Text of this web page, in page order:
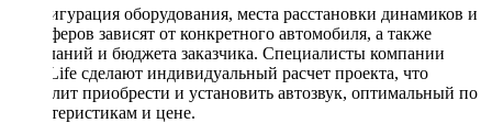
Конфигурация оборудования, места расстановки динамиков и
сабвуферов зависят от конкретного автомобиля, а также
пожеланий и бюджета заказчика. Специалисты компании
DriveLife сделают индивидуальный расчет проекта, что
позволит приобрести и установить автозвук, оптимальный по
характеристикам и цене.